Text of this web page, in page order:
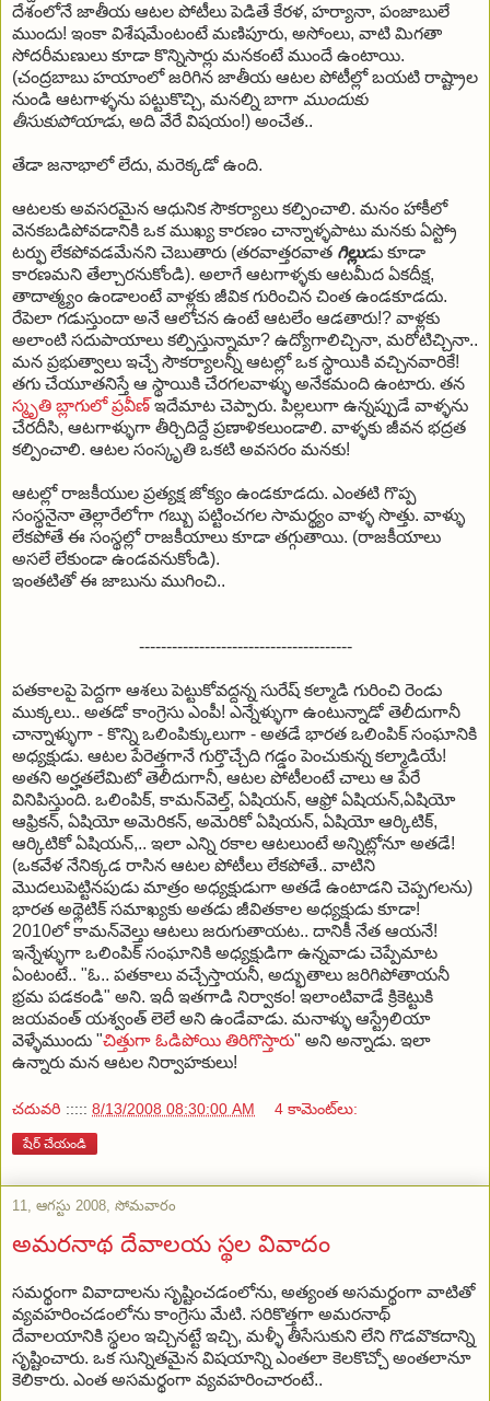
దేశంలోనే జాతీయ ఆటల పోటీలు పెడితే కేరళ, హర్యానా, పంజాబులే
ముందు! ఇంకా విశేషమేంటంటే మణిపూరు, అసోంలు, వాటి మిగతా
సోదరీమణులు కూడా కొన్నిసార్లు మనకంటే ముందే ఉంటాయి.
(చంద్రబాబు హయాంలో జరిగిన జాతీయ ఆటల పోటీల్లో బయటి రాష్ట్రాల
నుండి ఆటగాళ్ళను పట్టుకొచ్చి, మనల్ని బాగా ముందుకు
తీసుకుపోయాడు, అది వేరే విషయం!) అంచేత..
తేడా జనాభాలో లేదు, మరెక్కడో ఉంది.
ఆటలకు అవసరమైన ఆధునిక సౌకర్యాలు కల్పించాలి. మనం హాకీలో
వెనకబడిపోవడానికి ఒక ముఖ్య కారణం చాన్నాళ్ళపాటు మనకు ఏస్ట్రో
టర్ఫు లేకపోవడమేనని చెబుతారు (తరవాత్తరవాత గిల్లుడు కూడా
కారణమని తేల్చారనుకోండి). అలాగే ఆటగాళ్ళకు ఆటమీద ఏకదీక్ష,
తాదాత్మ్యం ఉండాలంటే వాళ్లకు జీవిక గురించిన చింత ఉండకూడదు.
రేపెలా గడుస్తుందా అనే ఆలోచన ఉంటే ఆటలేం ఆడతారు!? వాళ్లకు
అలాంటి సదుపాయాలు కల్పిస్తున్నామా? ఉద్యోగాలిచ్చినా, మరోటిచ్చినా..
మన ప్రభుత్వాలు ఇచ్చే సౌకర్యాలన్నీ ఆటల్లో ఒక స్థాయికి వచ్చినవారికే!
తగు చేయూతనిస్తే ఆ స్థాయికి చేరగలవాళ్ళు అనేకమంది ఉంటారు. తన
స్మృతి బ్లాగులో ప్రవీణ్ఇదేమాట చెప్పారు. పిల్లలుగా ఉన్నప్పుడే వాళ్ళను
చేరదీసి, ఆటగాళ్ళుగా తీర్చిదిద్దే ప్రణాళికలుండాలి. వాళ్ళకు జీవన భద్రత
కల్పించాలి. ఆటల సంస్కృతి ఒకటి అవసరం మనకు!
ఆటల్లో రాజకీయుల ప్రత్యక్ష జోక్యం ఉండకూడదు. ఎంతటి గొప్ప
సంస్థనైనా తెల్లారేలోగా గబ్బు పట్టించగల సామర్థ్యం వాళ్ళ సొత్తు. వాళ్ళు
లేకపోతే ఈ సంస్థల్లో రాజకీయాలు కూడా తగ్గుతాయి. (రాజకీయాలు
అసలే లేకుండా ఉండవనుకోండి).
ఇంతటితో ఈ జాబును ముగించి..
---------------------------------------
పతకాలపై పెద్దగా ఆశలు పెట్టుకోవద్దన్న సురేష్ కల్మాడి గురించి రెండు
ముక్కలు.. అతడో కాంగ్రెసు ఎంపీ! ఎన్నేళ్ళుగా ఉంటున్నాడో తెలీదుగానీ
చాన్నాళ్ళుగా - కొన్ని ఒలింపిక్కులుగా - అతడే భారత ఒలింపిక్ సంఘానికి
అధ్యక్షుడు. ఆటల పేరెత్తగానే గుర్తొచ్చేది గడ్డం పెంచుకున్న కల్మాడియే!
అతని అర్హతలేమిటో తెలీదుగానీ, ఆటల పోటీలంటే చాలు ఆ పేరే
వినిపిస్తుంది. ఒలింపిక్, కామన్‌వెల్త్, ఏషియన్, ఆఫ్రో ఏషియన్,ఏషియో
ఆఫ్రికన్, ఏషియో అమెరికన్, అమెరికో ఏషియన్, ఏషియో ఆర్కిటిక్,
ఆర్కిటికో ఏషియన్,.. ఇలా ఎన్ని రకాల ఆటలుంటే అన్నిట్లోనూ అతడే!
(ఒకవేళ నేనిక్కడ రాసిన ఆటల పోటీలు లేకపోతే.. వాటిని
మొదలుపెట్టినపుడు మాత్రం అధ్యక్షుడుగా అతడే ఉంటాడని చెప్పగలను)
భారత అథ్లెటిక్ సమాఖ్యకు అతడు జీవితకాల అధ్యక్షుడు కూడా!
2010లో కామన్‌వెల్తు ఆటలు జరుగుతాయట.. దానికీ నేత ఆయనే!
ఇన్నేళ్ళుగా ఒలింపిక్ సంఘానికి అధ్యక్షుడిగా ఉన్నవాడు చెప్పేమాట
ఏంటంటే.. "ఓ.. పతకాలు వచ్చేస్తాయనీ, అద్భుతాలు జరిగిపోతాయనీ
భ్రమ పడకండి" అని. ఇదీ ఇతగాడి నిర్వాకం! ఇలాంటివాడే క్రికెట్టుకి
జయవంత్ యశ్వంత్ లెలే అని ఉండేవాడు. మనాళ్ళు ఆస్ట్రేలియా
వెళ్ళేముందు "చిత్తుగా ఓడిపోయి తిరిగొస్తారు" అని అన్నాడు. ఇలా
ఉన్నారు మన ఆటల నిర్వాహకులు!
చదువరి ::::: 8/13/2008 08:30:00 AM 4 కామెంట్‌లు:
షేర్ చేయండి
11, ఆగస్టు 2008, సోమవారం
అమరనాథ దేవాలయ స్థల వివాదం
సమర్థంగా వివాదాలను సృష్టించడంలోను, అత్యంత అసమర్థంగా వాటితో
వ్యవహరించడంలోను కాంగ్రెసు మేటి. సరికొత్తగా అమరనాథ్
దేవాలయానికి స్థలం ఇచ్చినట్టే ఇచ్చి, మళ్ళీ తీసేసుకుని లేని గొడవొకదాన్ని
సృష్టించారు. ఒక సున్నితమైన విషయాన్ని ఎంతలా కెలకొచ్చో అంతలానూ
కెలికారు. ఎంత అసమర్థంగా వ్యవహరించారంటే..